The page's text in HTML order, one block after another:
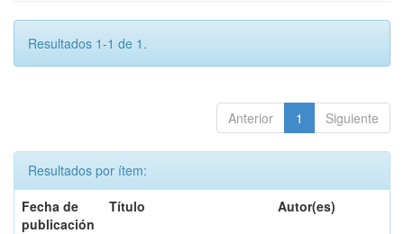
Resultados 1-1 de 1.
Anterior 1 Siguiente
Resultados por ítem:
Fecha de
publicación
Título Autor(es)